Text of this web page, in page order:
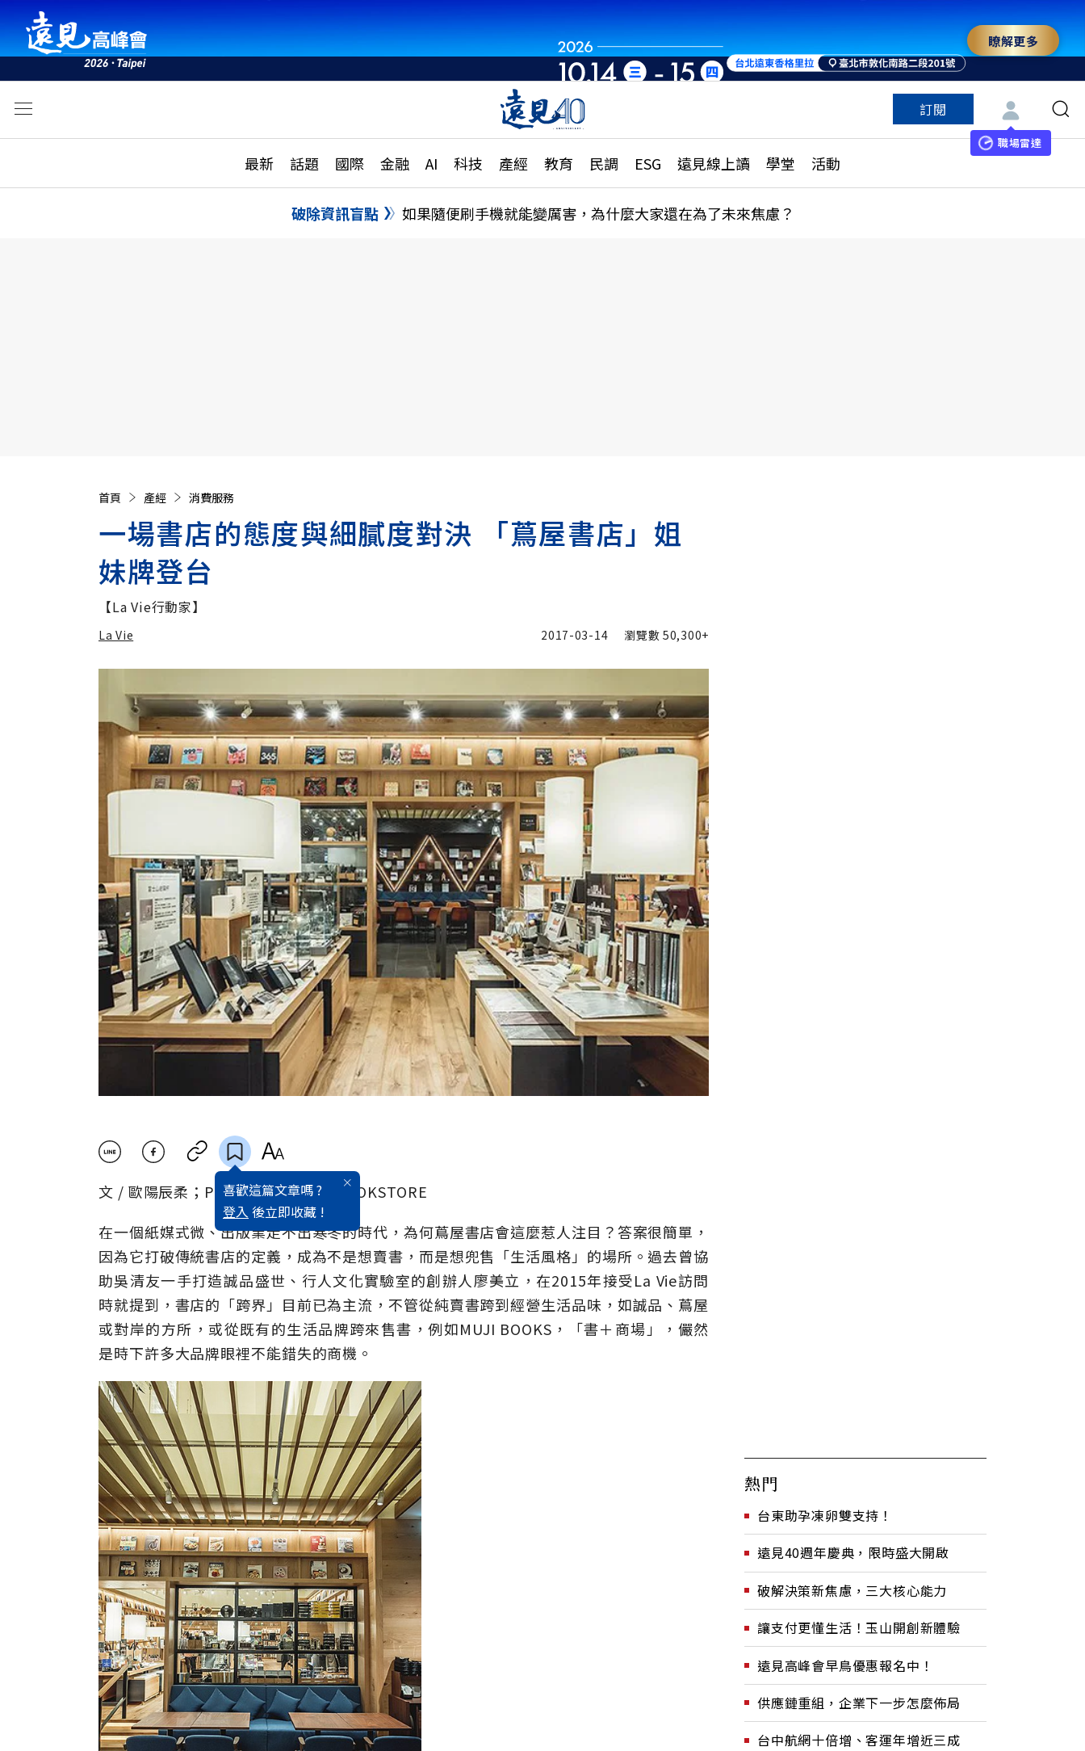
瞭解更多
訂閱
職場雷達
最新 話題 國際 金融 AI 科技 產經 教育 民調 ESG 遠見線上讀 學堂 活動
活動
話題
國際
特輯
大學升學、職涯攻略
縣市施政調查全解析
更多訂閱方案
特色頻道
破除資訊盲點 如果隨便刷手機就能變厲害，為什麼大家還在為了未來焦慮？
首頁 產經 消費服務
一場書店的態度與細膩度對決 「蔦屋書店」姐
妹牌登台
【La Vie行動家】
La Vie 2017-03-14 瀏覽數50,300+
喜歡這篇文章嗎 ?
登入 後立即收藏 !
文 / 歐陽辰柔；Photo / TSUTAYA BOOKSTORE
在一個紙媒式微、出版業走不出寒冬的時代，為何蔦屋書店會這麼惹人注目？答案很簡單，
因為它打破傳統書店的定義，成為不是想賣書，而是想兜售「生活風格」的場所。過去曾協
助吳清友一手打造誠品盛世、行人文化實驗室的創辦人廖美立，在2015年接受La Vie訪問
時就提到，書店的「跨界」目前已為主流，不管從純賣書跨到經營生活品味，如誠品、蔦屋
或對岸的方所，或從既有的生活品牌跨來售書，例如MUJI BOOKS，「書＋商場」，儼然
是時下許多大品牌眼裡不能錯失的商機。
熱門
台東助孕凍卵雙支持！
遠見40週年慶典，限時盛大開啟
破解決策新焦慮，三大核心能力
讓支付更懂生活！玉山開創新體驗
遠見高峰會早鳥優惠報名中！
供應鏈重組，企業下一步怎麼佈局
台中航網十倍增、客運年增近三成